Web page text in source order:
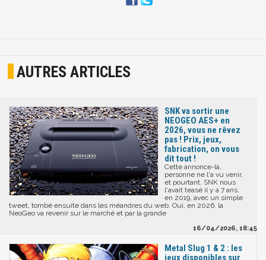
AUTRES ARTICLES
SNK va sortir une
NEOGEO AES+ en
2026, vous ne rêvez
pas ! Prix, jeux,
fabrication, on vous
dit tout !
Cette annonce-là,
personne ne l'a vu venir,
et pourtant, SNK nous
l'avait teasé il y a 7 ans,
en 2019, avec un simple
tweet, tombé ensuite dans les méandres du web. Oui, en 2026, la
NeoGeo va revenir sur le marché et par la grande
16/04/2026, 18:45
Metal Slug 1 & 2 : les
jeux disponibles sur